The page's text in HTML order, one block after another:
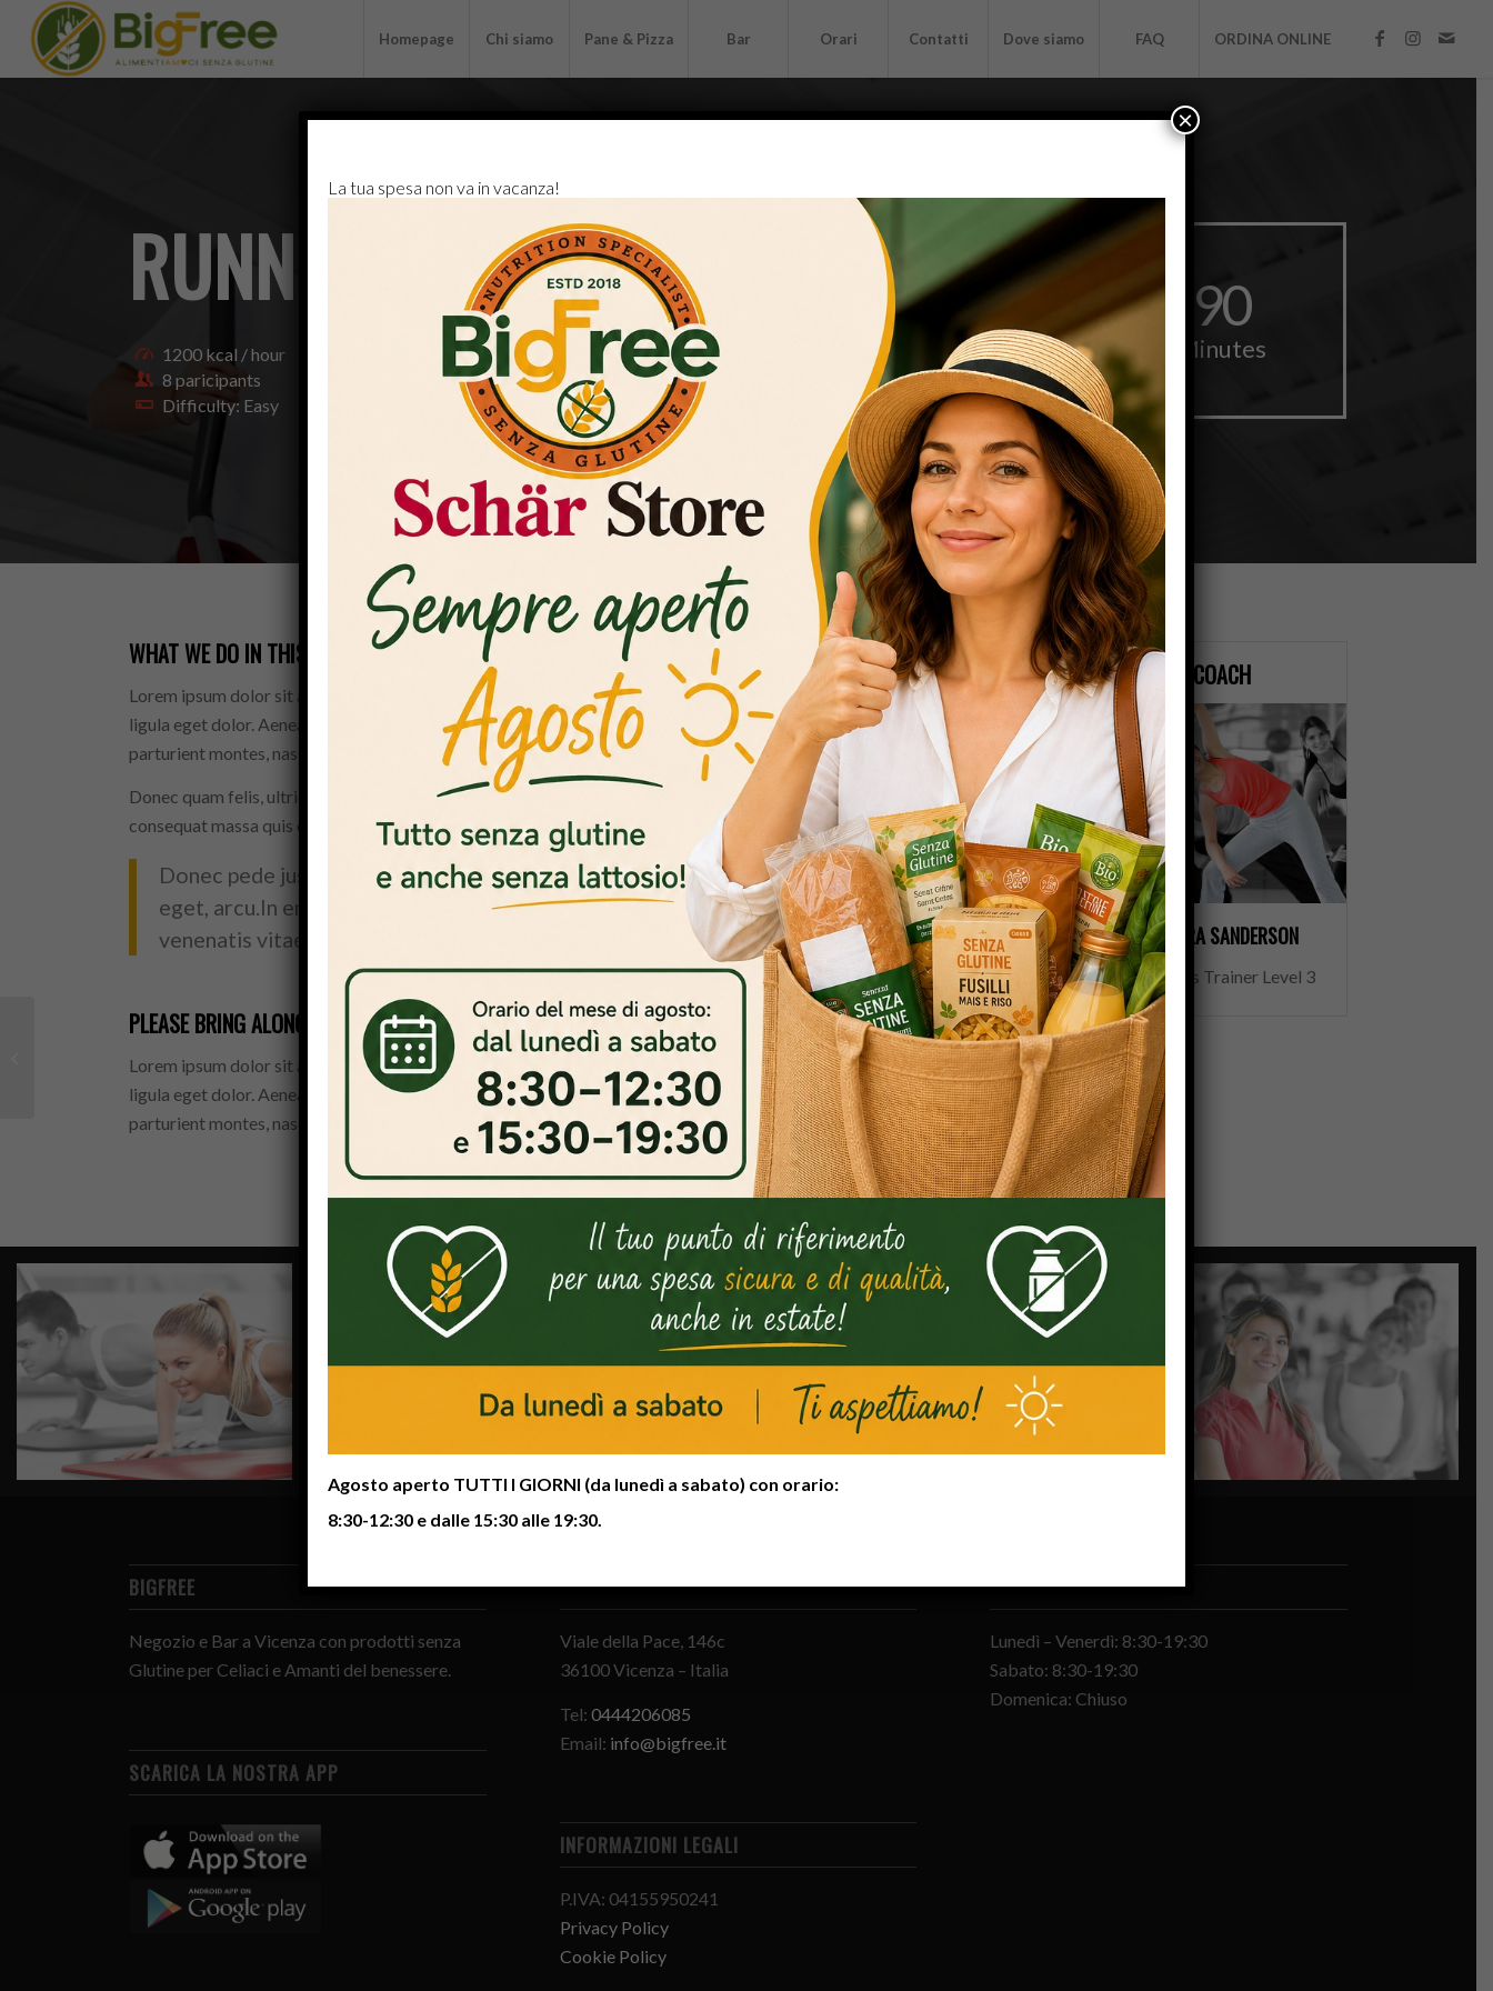
Homepage Chi siamo Pane & Pizza Bar Orari Contatti Dove siamo FAQ ORDINA ONLINE
RUNNING &SPINNING
1200 kcal / hour
8 paricipants
Difficulty: Easy
90
Minutes
WHAT WE DO IN THIS CLASS
Lorem ipsum dolor sit amet, consectetuer adipiscing elit. Aenean commodo
ligula eget dolor. Aenean massa. Cum sociis natoque penatibus et magnis dis
parturient montes, nascetur ridiculus mus.
Donec quam felis, ultricies nec, pellentesque eu, pretium quis, sem. Nulla
consequat massa quis enim.
Donec pede justo, fringilla vel, aliquet nec, vulputate
eget, arcu.In enim justo, rhoncus ut, imperdiet a,
venenatis vitae, justo.
PLEASE BRING ALONG
Lorem ipsum dolor sit amet, consectetuer adipiscing elit. Aenean commodo
ligula eget dolor. Aenean massa. Cum sociis natoque penatibus et magnis dis
parturient montes, nascetur ridiculus mus.
SCHEDULE
Monday
From 8:00 – 9:00
Tuesday
From 8:00 – 9:00
Thursday
From 12:00-13:00
Friday
From 8:00-9:00
SIGN UP
COACH
SANDRA SANDERSON
Aerobics Trainer Level 3
BIGFREE
Negozio e Bar a Vicenza con prodotti senza
Glutine per Celiaci e Amanti del benessere.
SCARICA LA NOSTRA APP
CONTATTI
Viale della Pace, 146c
36100 Vicenza – Italia
Tel: 0444206085
Email: info@bigfree.it
INFORMAZIONI LEGALI
P.IVA: 04155950241
Privacy Policy
Cookie Policy
ORARI DI APERTURA
Lunedì – Venerdì: 8:30-19:30
Sabato: 8:30-19:30
Domenica: Chiuso
La tua spesa non va in vacanza!
Agosto aperto TUTTI I GIORNI (da lunedì a sabato) con orario:
8:30-12:30 e dalle 15:30 alle 19:30.
×